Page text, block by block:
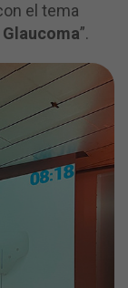
el tema
”.